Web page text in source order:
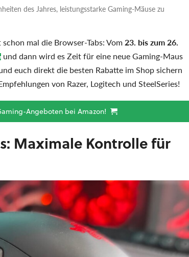
des Jahres, leistungsstarke Gaming-Mäuse zu
mal die Browser-Tabs: Vom23. bis zum 26.
und dann wird es Zeit für eine neue Gaming-Maus
euch direkt die besten Rabatte im Shop sichern
von Razer, Logitech und SteelSeries!
Angeboten bei Amazon!
Maximale Kontrolle für